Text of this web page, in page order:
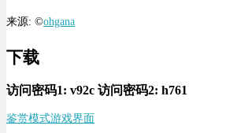
来源: ©ohgana
下载
访问密码1: v92c 访问密码2: h761
鉴赏模式游戏界面